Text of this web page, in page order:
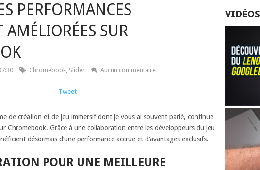
PERFORMANCES
AMÉLIORÉES SUR
Chromebook, Slider Aucun commentaire
Tweet
de création et de jeu immersif dont je vous ai souvent parlé, continue
Chromebook. Grâce à une collaboration entre les développeurs du jeu
désormais d’une performance accrue et d’avantages exclusifs.
POUR UNE MEILLEURE
VIDÉOS